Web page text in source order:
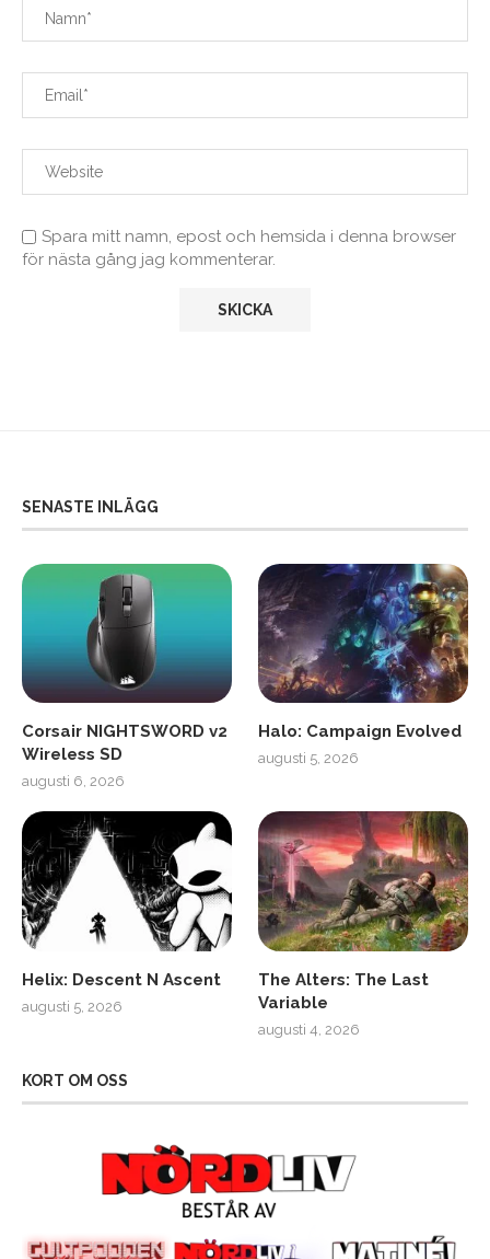
Spara mitt namn, epost och hemsida i denna browser
för nästa gång jag kommenterar.
SENASTE INLÄGG
Corsair NIGHTSWORD v2
Wireless SD
augusti 6, 2026
Halo: Campaign Evolved
augusti 5, 2026
Helix: Descent N Ascent
augusti 5, 2026
The Alters: The Last
Variable
augusti 4, 2026
KORT OM OSS